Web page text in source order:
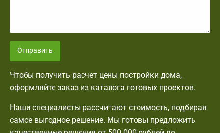
Отправить
Чтобы получить расчет цены постройки дома,
оформляйте заказ из каталога готовых проектов.
Наши специалисты рассчитают стоимость, подбирая
самое выгодное решение. Мы готовы предложить